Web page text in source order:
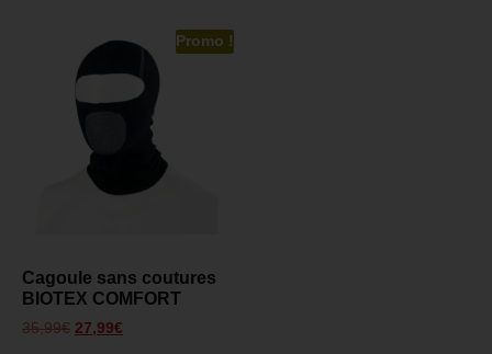
Promo !
Cagoule sans coutures
BIOTEX COMFORT
35,99€ 27,99€